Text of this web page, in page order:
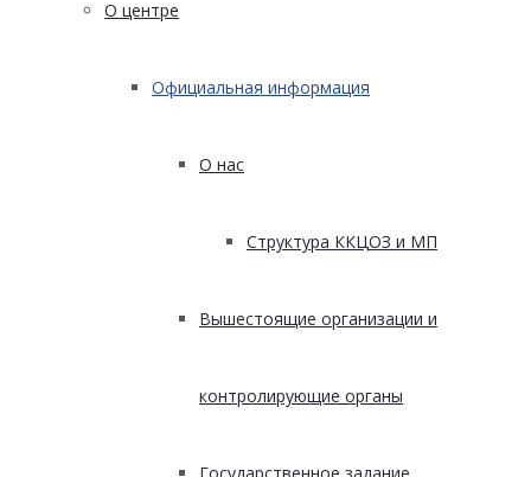
О центре
Официальная информация
О нас
Структура ККЦОЗ и МП
Вышестоящие организации и
контролирующие органы